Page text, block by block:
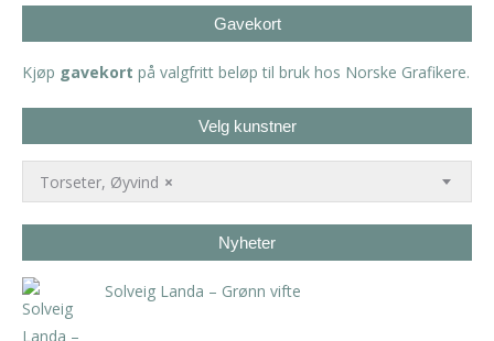
Gavekort
Kjøp gavekort på valgfritt beløp til bruk hos Norske Grafikere.
Velg kunstner
×
Torseter, Øyvind
Nyheter
Solveig Landa – Grønn vifte